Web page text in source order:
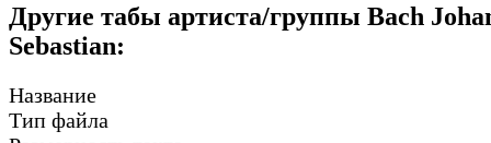
Другие табы артиста/группы Bach
Sebastian:
Название
Тип файла